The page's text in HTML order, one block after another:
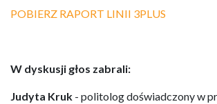
POBIERZ RAPORT LINII 3PLUS
W dyskusji głos zabrali:
Judyta Kruk - politolog doświadczony w